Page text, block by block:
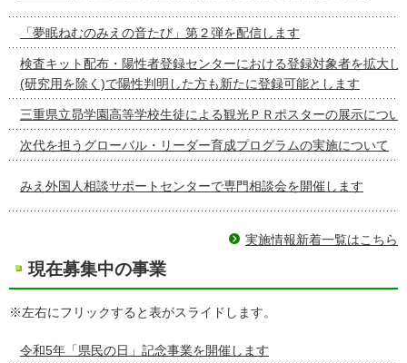
「夢眠ねむのみえの音たび」第２弾を配信します
検査キット配布・陽性者登録センターにおける登録対象者を拡大し
(研究用を除く)で陽性判明した方も新たに登録可能とします
三重県立昴学園高等学校生徒による観光ＰＲポスターの展示につい
次代を担うグローバル・リーダー育成プログラムの実施について
みえ外国人相談サポートセンターで専門相談会を開催します
実施情報新着一覧はこちら
現在募集中の事業
※左右にフリックすると表がスライドします。
令和5年「県民の日」記念事業を開催します